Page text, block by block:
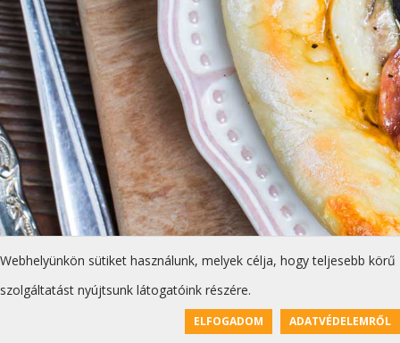
Webhelyünkön sütiket használunk, melyek célja, hogy teljesebb körű
szolgáltatást nyújtsunk látogatóink részére.
ELFOGADOM ADATVÉDELEMRŐL